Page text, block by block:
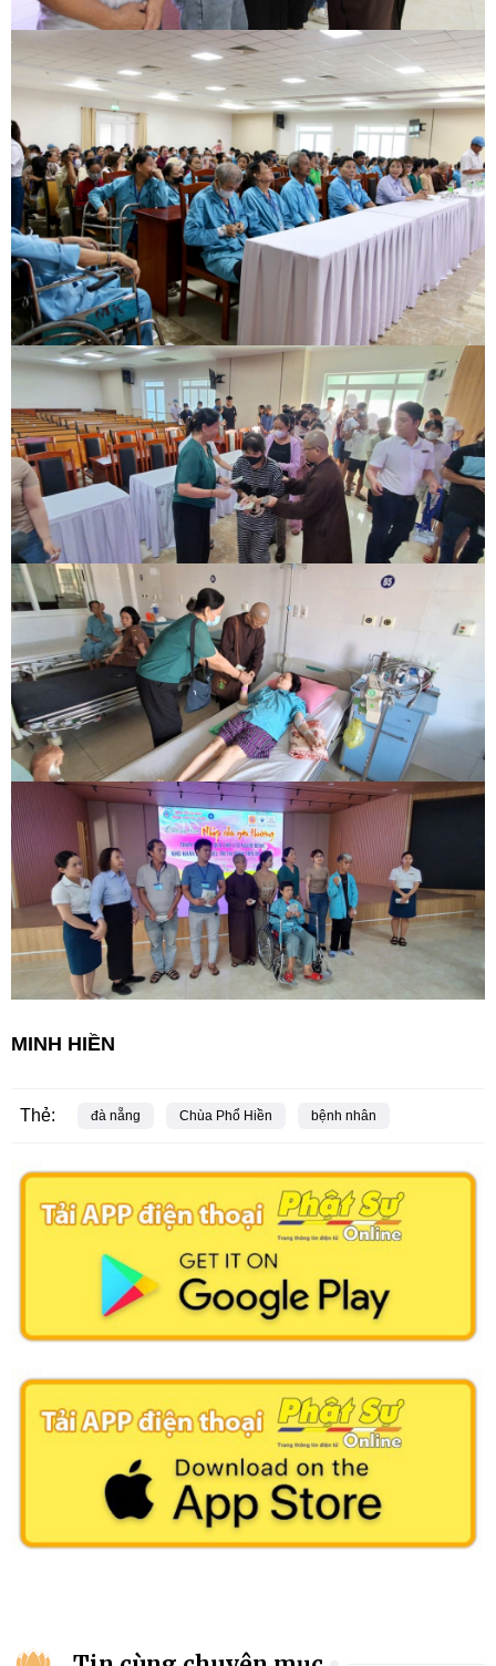
MINH HIỀN
Thẻ: đà nẵng Chùa Phổ Hiền bệnh nhân